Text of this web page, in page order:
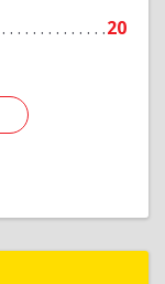
20
Подробнее